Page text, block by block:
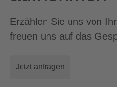
Erzählen Sie uns von
freuen uns auf das
Jetzt anfragen